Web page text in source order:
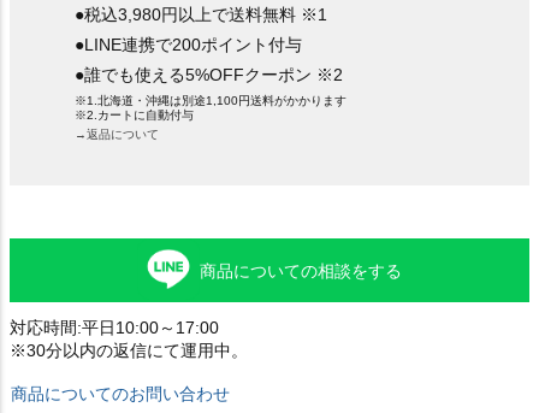
●税込3,980円以上で送料無料 ※1
●LINE連携で200ポイント付与
●誰でも使える5%OFFクーポン ※2
※1.北海道・沖縄は別途1,100円送料がかかります
※2.カートに自動付与
→返品について
商品についての相談をする
対応時間:平日10:00～17:00
※30分以内の返信にて運用中。
商品についてのお問い合わせ